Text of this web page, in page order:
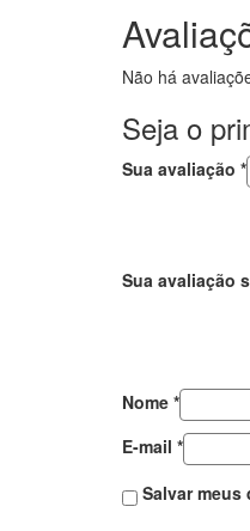
Não há
Seja o
Sua avaliação *
Sua avaliação
Nome *
E-mail *
Salvar meus